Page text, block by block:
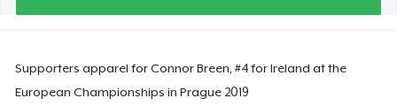
Supporters apparel for Connor Breen, #4 for Ireland at the
European Championships in Prague 2019